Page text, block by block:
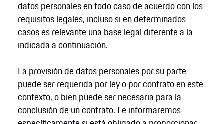
datos personales en todo caso de acuerdo con los
requisitos legales, incluso si en determinados
casos es relevante una base legal diferente a la
indicada a continuación.
La provisión de datos personales por su parte
puede ser requerida por ley o por contrato en este
contexto, o bien puede ser necesaria para la
conclusión de un contrato. Le informaremos